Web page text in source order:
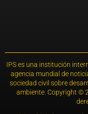
IPS es una institución
agencia mundial de
sociedad civil sobre
ambiente. Copyright ©